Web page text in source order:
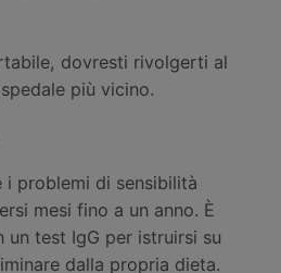
dovresti rivolgerti al
più vicino.
i problemi di sensibilità
mesi fino a un anno. È
un test IgG per istruirsi su
dalla propria dieta.